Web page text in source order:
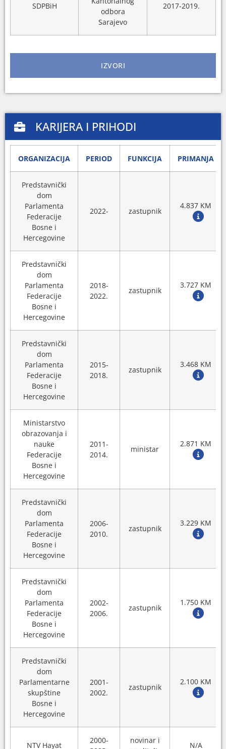
SDPBiH
odbora
Sarajevo
2017-2019.
IZVORI
KARIJERA I PRIHODI
ORGANIZACIJA PERIOD FUNKCIJA PRIMANJA
Predstavnički
dom
Parlamenta
Federacije
Bosne i
Hercegovine
2022- zastupnik
4.837 KM
Predstavnički
dom
Parlamenta
Federacije
Bosne i
Hercegovine
2018-
2022.
zastupnik
3.727 KM
Predstavnički
dom
Parlamenta
Federacije
Bosne i
Hercegovine
2015-
2018.
zastupnik
3.468 KM
Ministarstvo
obrazovanja i
nauke
Federacije
Bosne i
Hercegovine
2011-
2014.
ministar
2.871 KM
Predstavnički
dom
Parlamenta
Federacije
Bosne i
Hercegovine
2006-
2010.
zastupnik
3.229 KM
Predstavnički
dom
Parlamenta
Federacije
Bosne i
Hercegovine
2002-
2006.
zastupnik
1.750 KM
Predstavnički
dom
Parlamentarne
skupštine
Bosne i
Hercegovine
2001-
2002.
zastupnik
2.100 KM
NTV Hayat
2000-
novinar i
N/A